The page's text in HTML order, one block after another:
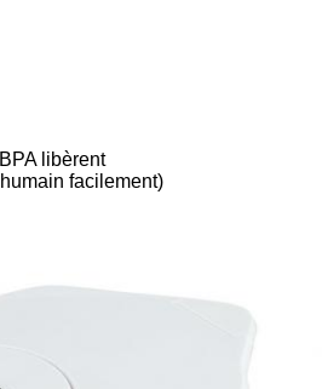
libèrent
facilement)